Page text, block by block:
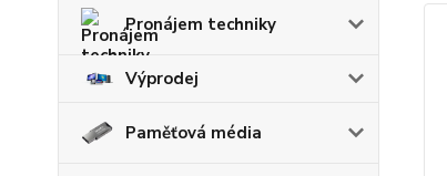
Pronájem techniky
Výprodej
Paměťová média